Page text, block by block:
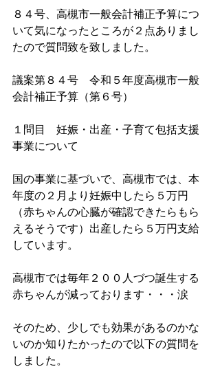
８４号、高槻市一般会計補正予算につ
いて気になったところが２点ありまし
たので質問致を致しました。
議案第８４号　令和５年度高槻市一般
会計補正予算（第６号）
１問目　妊娠・出産・子育て包括支援
事業について
国の事業に基づいで、高槻市では、本
年度の２月より妊娠中したら５万円
（赤ちゃんの心臓が確認できたらもら
えるそうです）出産したら５万円支給
しています。
高槻市では毎年２００人づつ誕生する
赤ちゃんが減っております・・・涙
そのため、少しでも効果があるのかな
いのか知りたかったので以下の質問を
しました。